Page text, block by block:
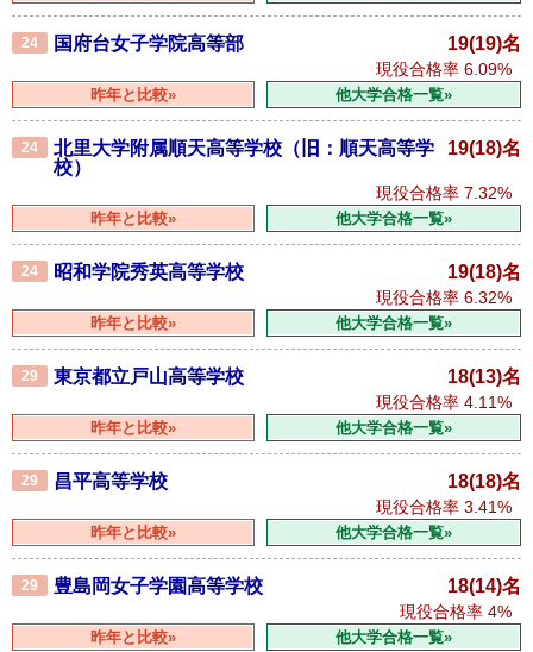
24 国府台女子学院高等部 19(19)名
現役合格率 6.09%
昨年と比較» 他大学合格一覧»
24
北里大学附属順天高等学校（旧：順天高等学
校）
19(18)名
現役合格率 7.32%
昨年と比較» 他大学合格一覧»
24 昭和学院秀英高等学校 19(18)名
現役合格率 6.32%
昨年と比較» 他大学合格一覧»
29 東京都立戸山高等学校 18(13)名
現役合格率 4.11%
昨年と比較» 他大学合格一覧»
29 昌平高等学校 18(18)名
現役合格率 3.41%
昨年と比較» 他大学合格一覧»
29 豊島岡女子学園高等学校 18(14)名
現役合格率 4%
昨年と比較» 他大学合格一覧»